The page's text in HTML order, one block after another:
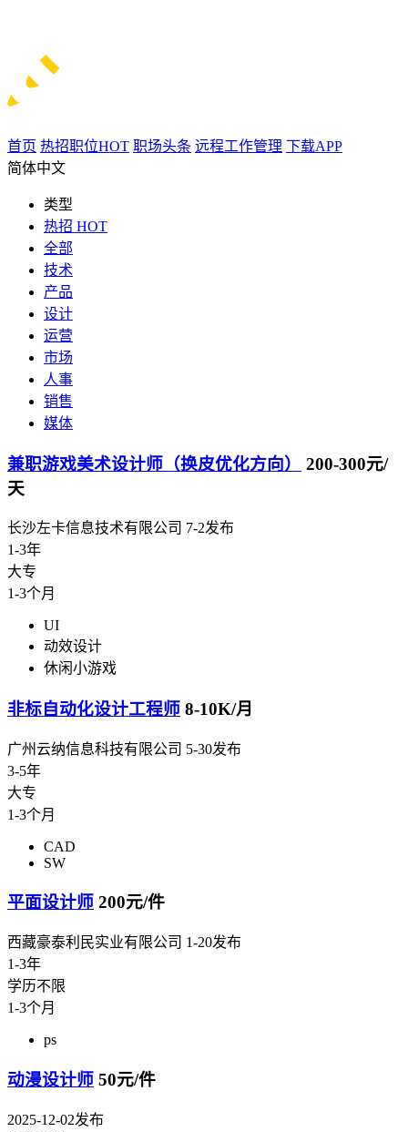
首页 热招职位HOT 职场头条 远程工作管理 下载APP
简体中文
类型
热招 HOT
全部
技术
产品
设计
运营
市场
人事
销售
媒体
兼职游戏美术设计师（换皮优化方向）
200-300元/
天
长沙左卡信息技术有限公司 7-2发布
1-3年
大专
1-3个月
UI
动效设计
休闲小游戏
非标自动化设计工程师 8-10K/月
广州云纳信息科技有限公司 5-30发布
3-5年
大专
1-3个月
CAD
SW
平面设计师 200元/件
西藏豪泰利民实业有限公司 1-20发布
1-3年
学历不限
1-3个月
ps
动漫设计师 50元/件
2025-12-02发布